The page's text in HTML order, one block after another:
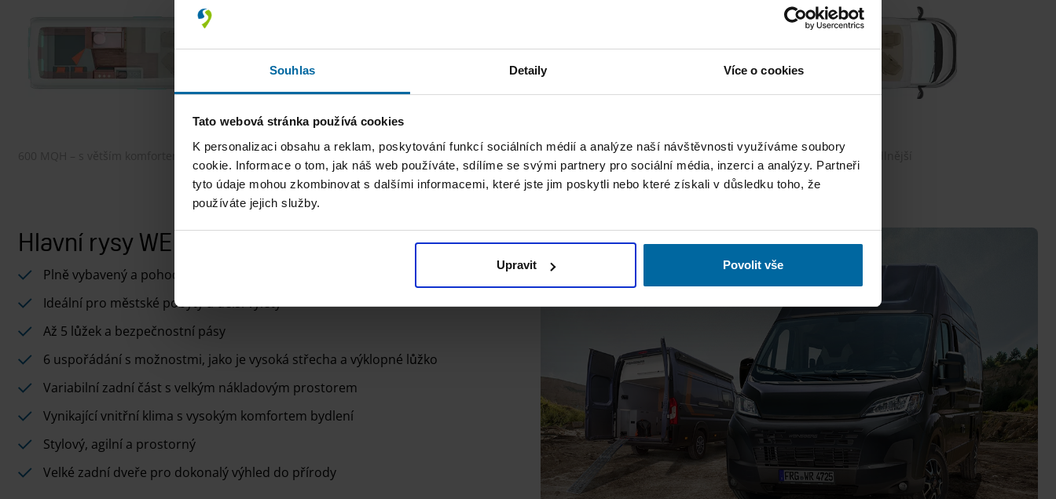
Souhlas Detaily Více o cookies
Tato webová stránka používá cookies
K personalizaci obsahu a reklam, poskytování funkcí sociálních médií a analýze naší návštěvnosti využíváme soubory
cookie. Informace o tom, jak náš web používáte, sdílíme se svými partnery pro sociální média, inzerci a analýzy. Partneři
tyto údaje mohou zkombinovat s dalšími informacemi, které jste jim poskytli nebo které získali v důsledku toho, že
používáte jejich služby.
Upravit Povolit vše
600 MQH – s větším komfortem při spaní 600 ME – s podélnými jednolůžky 630ME – ještě delší, ještě pohodlnější
Hlavní rysy WEINSBERG CaraBusu
Plně vybavený a pohodlný obytný vůz
Ideální pro městské pobyty a delší výlety
Až 5 lůžek a bezpečnostní pásy
6 uspořádání s možnostmi, jako je vysoká střecha a výklopné lůžko
Variabilní zadní část s velkým nákladovým prostorem
Vynikající vnitřní klima s vysokým komfortem bydlení
Stylový, agilní a prostorný
Velké zadní dveře pro dokonalý výhled do přírody